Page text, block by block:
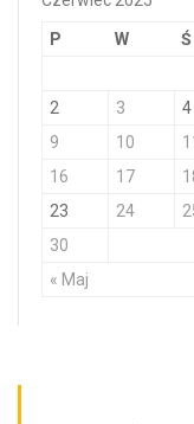
P W Ś
« Maj
2
3 4
9
10
16
17
23
24
30